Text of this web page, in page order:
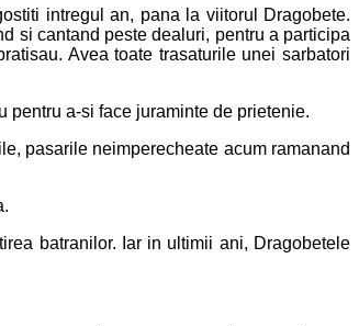
intregul an, pana la viitorul Dragobete.
si cantand peste dealuri, pentru a participa
Avea toate trasaturile unei sarbatori
pentru a-si face juraminte de prietenie.
pasarile neimperecheate acum ramanand
batranilor. Iar in ultimii ani, Dragobetele